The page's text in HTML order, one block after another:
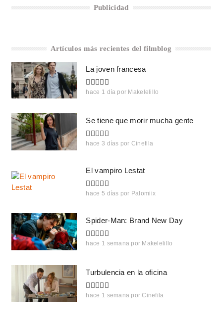
Publicidad
Artículos más recientes del filmblog
La joven francesa
hace 1 día por Makelelillo
Se tiene que morir mucha gente
hace 3 días por Cinefila
El vampiro Lestat
hace 5 días por Palomiix
Spider-Man: Brand New Day
hace 1 semana por Makelelillo
Turbulencia en la oficina
hace 1 semana por Cinefila